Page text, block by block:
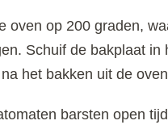
oven op 200 graden,
Schuif de bakplaat in
het bakken uit de
barsten open